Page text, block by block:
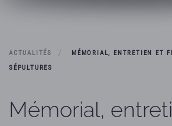
ACTUALITÉS
MÉMORIAL, ENTRETIEN ET
SÉPULTURES
Mémorial,